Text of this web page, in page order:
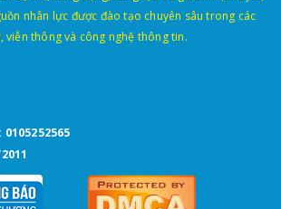
nhân lực được đào tạo chuyên sâu trong các
viễn thông và công nghệ thông tin.